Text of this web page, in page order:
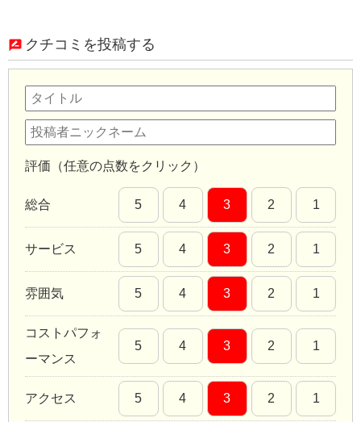
クチコミを投稿する
評価（任意の点数をクリック）
総合 5 4 3 2 1
サービス 5 4 3 2 1
雰囲気 5 4 3 2 1
コストパフォ
ーマンス
5 4 3 2 1
アクセス 5 4 3 2 1